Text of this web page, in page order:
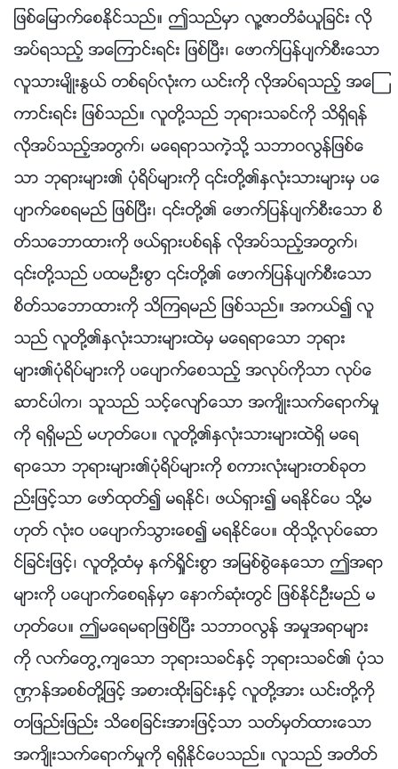
ျဖစ္ေျမာက္ေစႏိုင္သည္။ ဤသည္မွာ လူ႔ဇာတိခံယူျခင္း လို
အပ္ရသည့္ အေၾကာင္းရင္း ျဖစ္ၿပီး၊ ေဖာက္ျပန္ပ်က္စီးေသာ
လူသားမ်ိဳးႏြယ္ တစ္ရပ္လုံးက ယင္းကို လိုအပ္ရသည့္ အေၾ
ကာင္းရင္း ျဖစ္သည္။ လူတို႔သည္ ဘုရားသခင္ကို သိရွိရန္
လိုအပ္သည့္အတြက္၊ မေရရာသကဲ့သို႔ သဘာဝလြန္ျဖစ္ေ
သာ ဘုရားမ်ား၏ ပုံရိပ္မ်ားကို ၎တို႔၏ႏွလုံးသားမ်ားမွ ပေ
ပ်ာက္ေစရမည္ ျဖစ္ၿပီး၊ ၎တို႔၏ ေဖာက္ျပန္ပ်က္စီးေသာ စိ
တ္သေဘာထားကို ဖယ္ရွားပစ္ရန္ လိုအပ္သည့္အတြက္၊
၎တို႔သည္ ပထမဦးစြာ ၎တို႔၏ ေဖာက္ျပန္ပ်က္စီးေသာ
စိတ္သေဘာထားကို သိၾကရမည္ ျဖစ္သည္။ အကယ္၍ လူ
သည္ လူတို႔၏ႏွလုံးသားမ်ားထဲမွ မေရရာေသာ ဘုရား
မ်ား၏ပုံရိပ္မ်ားကို ပေပ်ာက္ေစသည့္ အလုပ္ကိုသာ လုပ္ေ
ဆာင္ပါက၊ သူသည္ သင့္ေလ်ာ္ေသာ အက်ိဳးသက္ေရာက္မႈ
ကို ရရွိမည္ မဟုတ္ေပ။ လူတို႔၏ႏွလုံးသားမ်ားထဲရွိ မေရ
ရာေသာ ဘုရားမ်ား၏ပုံရိပ္မ်ားကို စကားလုံးမ်ားတစ္ခုတ
ည္းျဖင့္သာ ေဖာ္ထုတ္၍ မရႏိုင္၊ ဖယ္ရွား၍ မရႏိုင္ေပ သို႔မ
ဟုတ္ လုံးဝ ပေပ်ာက္သြားေစ၍ မရႏိုင္ေပ။ ထိုသို႔လုပ္ေဆာ
င္ျခင္းျဖင့္၊ လူတို႔ထံမွ နက္ရႈိင္းစြာ အျမစ္စြဲေနေသာ ဤအရာ
မ်ားကို ပေပ်ာက္ေစရန္မွာ ေနာက္ဆုံးတြင္ ျဖစ္ႏိုင္ဦးမည္ မ
ဟုတ္ေပ။ ဤမေရမရာျဖစ္ၿပီး သဘာဝလြန္ အမႈအရာမ်ား
ကို လက္ေတြ႕က်ေသာ ဘုရားသခင္ႏွင့္ ဘုရားသခင္၏ ပုံသ
ဏၭာန္အစစ္တို႔ျဖင့္ အစားထိုးျခင္းႏွင့္ လူတို႔အား ယင္းတို႔ကို
တျဖည္းျဖည္း သိေစျခင္းအားျဖင့္သာ သတ္မွတ္ထားေသာ
အက်ိဳးသက္ေရာက္မႈကို ရရွိႏိုင္ေပသည္။ လူသည္ အတိတ္